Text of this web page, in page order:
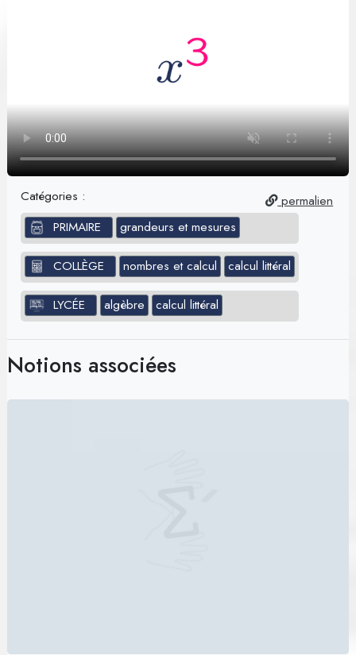
permalien
Catégories :
PRIMAIRE grandeurs et mesures
COLLÈGE nombres et calcul calcul littéral
LYCÉE algèbre calcul littéral
Notions associées